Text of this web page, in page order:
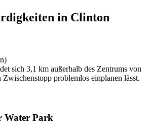
in Clinton
sich 3,1 km außerhalb des Zentrums von
problemlos einplanen lässt.
Water Park